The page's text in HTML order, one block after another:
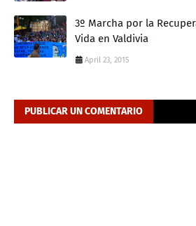
3º Marcha por la
Vida en Valdivia
April 23, 2015
PUBLICAR UN COMENTARIO